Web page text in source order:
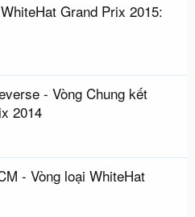
Grand Prix 2015:
- Vòng Chung kết
2014
- Vòng loại WhiteHat